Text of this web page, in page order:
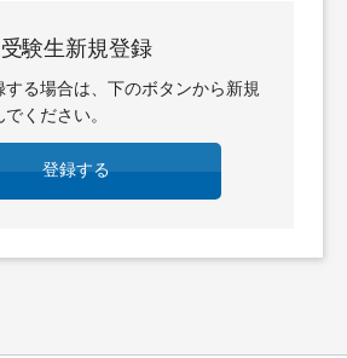
受験生新規登録
る場合は、下のボタンから新規
ください。
登録する